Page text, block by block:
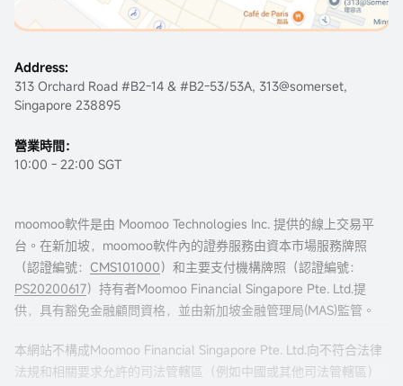
Address:
313 Orchard Road #B2-14 & #B2-53/53A, 313@somerset,
Singapore 238895
營業時間：
10:00 - 22:00 SGT
moomoo軟件是由 Moomoo Technologies Inc. 提供的線上交易平
台。在新加坡，moomoo軟件內的證券服務由資本市場服務牌照
（認證編號： CMS101000）和主要支付機構牌照（認證編號：
PS20200617）持有者Moomoo Financial Singapore Pte. Ltd.提
供，具有豁免金融顧問資格，並由新加坡金融管理局(MAS)監管。
本網站不構成Moomoo Financial Singapore Pte. Ltd.向不符合法律
法規和相關要求允許的司法管轄區（例如中國或其他司法管轄區）